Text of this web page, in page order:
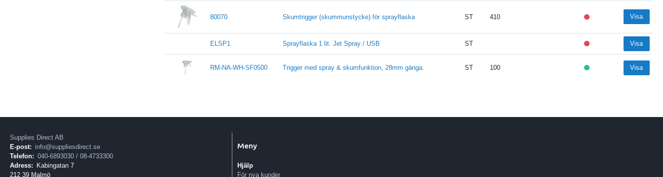
80070 Skumtrigger (skummunstycke) för sprayflaska ST 410 Visa
ELSP1 Sprayflaska 1 lit. Jet Spray / USB ST Visa
RM-NA-WH-SF0500 Trigger med spray & skumfunktion, 28mm gänga. ST 100 Visa
Supplies Direct AB
E-post: info@suppliesdirect.se
Telefon: 040-6893030 / 08-4733300
Adress:
Kabingatan 7
212 39 Malmö
Meny
Hjälp
För nya kunder